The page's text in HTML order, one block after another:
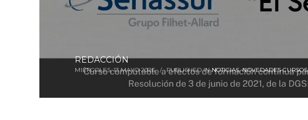
REDACCIÓN
MIÉRCOLES, 13 MAYO 2026 / PUBLISHED INNOTICIAS,NOVEDADES CURSOS